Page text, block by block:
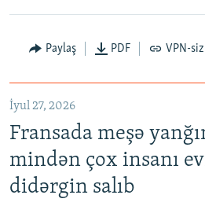
Paylaş PDF VPN-
İyul 27, 2026
Fransada meşə
mindən çox insanı
didərgin salıb